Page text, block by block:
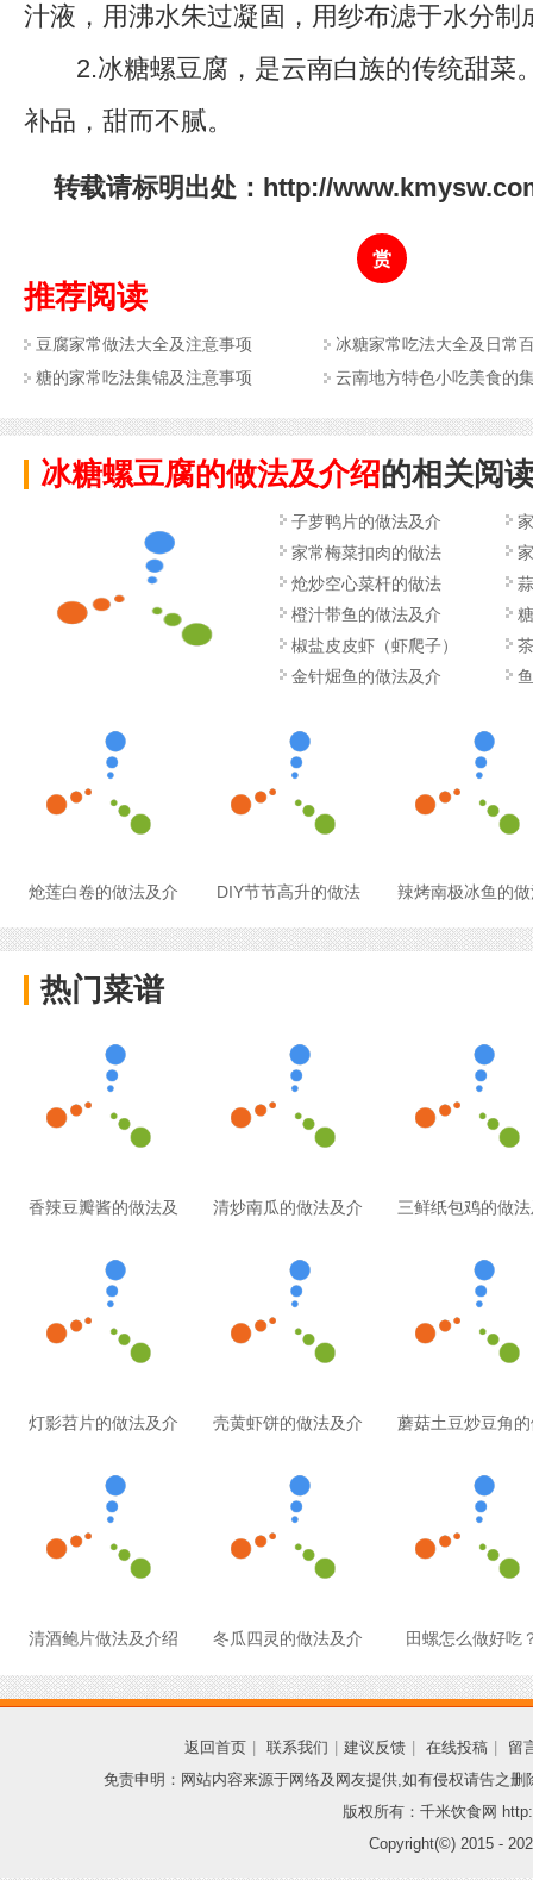
汁液，用沸水朱过凝固，用纱布滤于水分制
2.冰糖螺豆腐，是云南白族的传统甜菜
补品，甜而不腻。
转载请标明出处：http://
赏
推荐阅读
豆腐家常做法大全及注意事项
冰糖家常吃法大全及日常
糖的家常吃法集锦及注意事项
云南地方特色小吃美食的
冰糖螺豆腐的做法及介绍的相关阅
子萝鸭片的做法及介
家常梅菜扣肉的做法
炝炒空心菜杆的做法
橙汁带鱼的做法及介
椒盐皮皮虾（虾爬子）
的
金针煀鱼的做法及介
炝莲白卷的做法及介 DIY节节高升的做法 辣烤南极冰鱼的
热门菜谱
香辣豆瓣酱的做法及 清炒南瓜的做法及介 三鲜纸包鸡的做
灯影苕片的做法及介 壳黄虾饼的做法及介 蘑菇土豆炒豆角
清酒鲍片做法及介绍 冬瓜四灵的做法及介 田螺怎么做好吃
返回首页 联系我们 建议反馈 在线投稿
留
免责申明：网站内容来源于网络及网友提供,如有侵权请告之
版权所有：千米饮食网
Copyright(©) 2015 -